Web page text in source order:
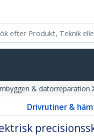
& datorreparation
Drivrutiner &